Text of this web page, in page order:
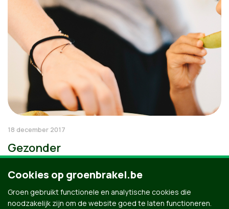
18 december 2017
Gezonder
Cookies op groenbrakel.be
Groen gebruikt functionele en analytische cookies die
noodzakelijk zijn om de website goed te laten functioneren.